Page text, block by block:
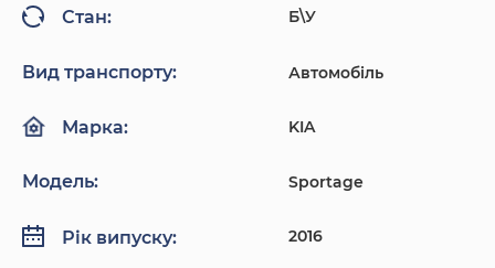
Стан: Б\У
Вид транспорту: Автомобіль
Марка: KIA
Модель: Sportage
Рік випуску: 2016